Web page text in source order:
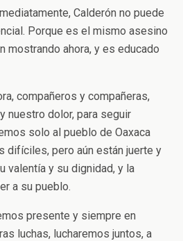
Calderón no puede
Porque es el mismo asesino
mostrando ahora, y es educado
compañeros y compañeras,
nuestro dolor, para seguir
solo al pueblo de Oaxaca
difíciles, pero aún están juerte y
valentía y su dignidad, y la
a su pueblo.
presente y siempre en
luchas, lucharemos juntos, a